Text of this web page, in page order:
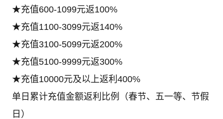
★充值600-1099元返100%
★充值1100-3099元返140%
★充值3100-5099元返200%
★充值5100-9999元返300%
★充值10000元及以上返利400%
单日累计充值金额返利比例（春节、五一等、节假
日）